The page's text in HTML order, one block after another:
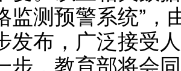
监测预警系统”
发布，广泛接受
，教育部将会同